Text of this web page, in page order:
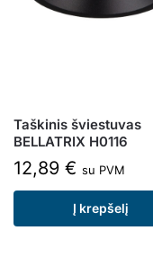
Taškinis šviestuvas
BELLATRIX H0116
12,89 € su PVM
Į krepšelį